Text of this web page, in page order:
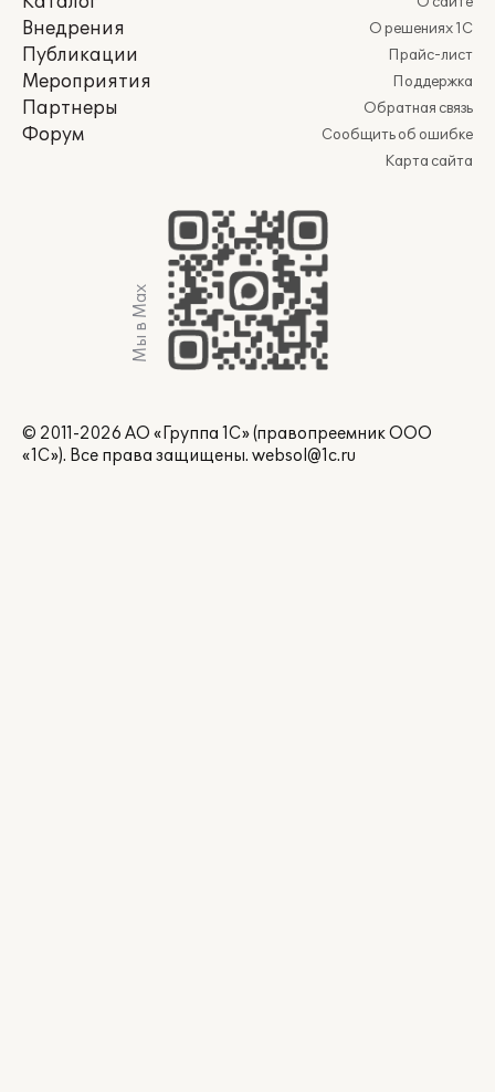
Внедрения
Публикации
Мероприятия
Партнеры
Форум
О решениях 1С
Прайс-лист
Поддержка
Обратная связь
Сообщить об ошибке
Карта сайта
Мы в Max
© 2011-2026 АО «Группа 1С» (правопреемник ООО
«1С»). Все права защищены. websol@1c.ru